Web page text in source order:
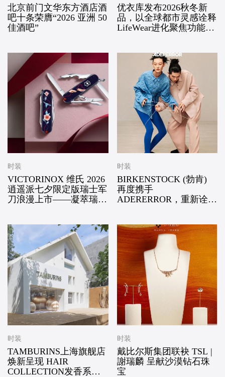
北京前门文华东方酒店酒
吧十条荣膺“2026 亚洲 50
佳酒吧”
优衣库发布2026秋冬新
品，以全球都市灵感诠释
LifeWear进化聚焦功能科
舒适实穿追求
时装
VICTORINOX 维氏 2026
逍遥派七夕限定版瑞士军
刀浪漫上市——凝萃瑞士
时装
BIRKENSTOCK (勃肯)
再度携手
ADERERROR，重新诠释
时装
TAMBURINS上海旗舰店
焕新呈现 HAIR
COLLECTION发香系列
时装
戴比尔斯集团联袂 TSL |
謝瑞麟 呈献沙漠钻石珠
宝